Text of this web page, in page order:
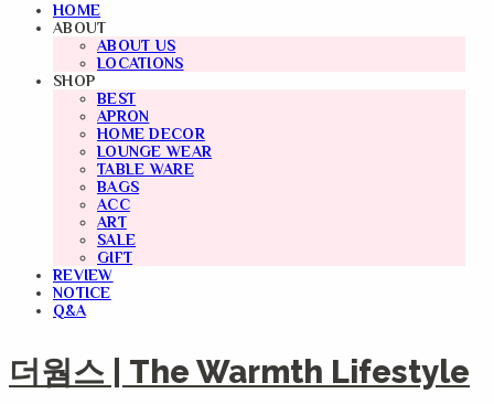
HOME
ABOUT
ABOUT US
LOCATIONS
SHOP
BEST
APRON
HOME DECOR
LOUNGE WEAR
TABLE WARE
BAGS
ACC
ART
SALE
GIFT
REVIEW
NOTICE
Q&A
더웜스 | The Warmth Lifestyle